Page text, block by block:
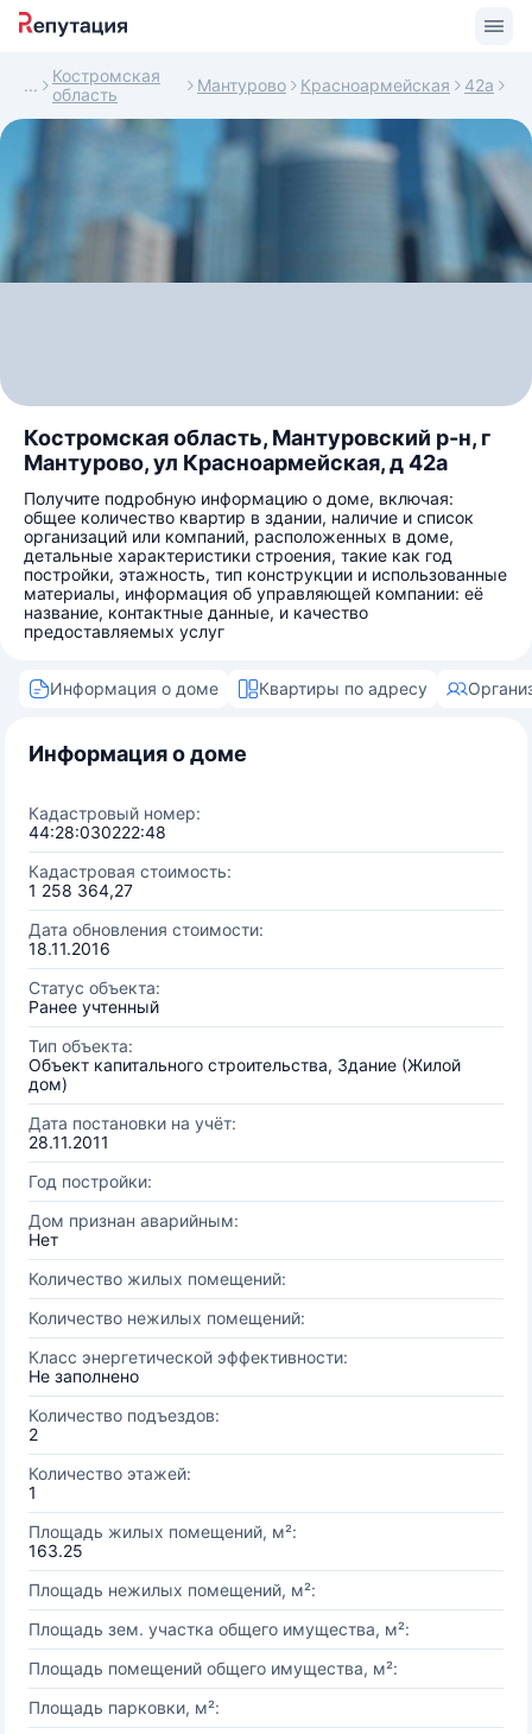
Костромская
область
Мантурово Красноармейская 42а
Костромская область, Мантуровский р-н, г
Мантурово, ул Красноармейская, д 42а
Получите подробную информацию о доме, включая:
общее количество квартир в здании, наличие и список
организаций или компаний, расположенных в доме,
детальные характеристики строения, такие как год
постройки, этажность, тип конструкции и использованные
материалы, информация об управляющей компании: её
название, контактные данные, и качество
предоставляемых услуг
Информация о доме Квартиры по адресу
Информация о доме
Кадастровый номер:
44:28:030222:48
Кадастровая стоимость:
1 258 364,27
Дата обновления стоимости:
18.11.2016
Статус объекта:
Ранее учтенный
Тип объекта:
Объект капитального строительства, Здание (Жилой
дом)
Дата постановки на учёт:
28.11.2011
Год постройки:
Дом признан аварийным:
Нет
Количество жилых помещений:
Количество нежилых помещений:
Класс энергетической эффективности:
Не заполнено
Количество подъездов:
2
Количество этажей:
1
Площадь жилых помещений, м²:
163.25
Площадь нежилых помещений, м²:
Площадь зем. участка общего имущества, м²:
Площадь помещений общего имущества, м²:
Площадь парковки, м²: